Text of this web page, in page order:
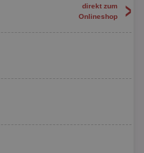
direkt zum
Onlineshop
>